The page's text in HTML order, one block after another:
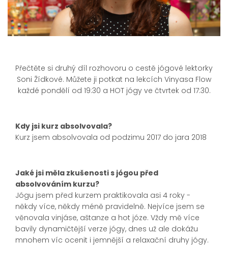
Přečtěte si druhý díl rozhovoru o cestě jógové lektorky
Soni Žídkové. Můžete ji potkat na lekcích Vinyasa Flow
každé pondělí od 19:30 a HOT jógy ve čtvrtek od 17:30.
Kdy jsi kurz absolvovala?
Kurz jsem absolvovala od podzimu 2017 do jara 2018
Jaké jsi měla zkušenosti s jógou před
absolvováním kurzu?
Jógu jsem před kurzem praktikovala asi 4 roky -
někdy více, někdy méně pravidelně. Nejvíce jsem se
věnovala vinjáse, aštanze a hot józe. Vždy mě více
bavily dynamičtější verze jógy, dnes už ale dokážu
mnohem víc ocenit i jemnější a relaxační druhy jógy.